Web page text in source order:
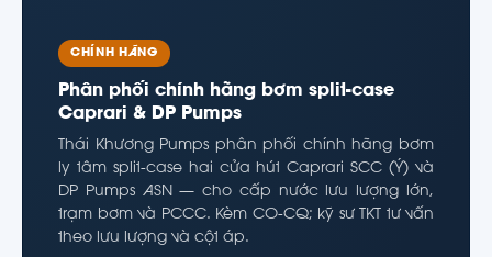
CHÍNH HÃNG
Phân phối chính hãng bơm split-case
Caprari & DP Pumps
Thái Khương Pumps phân phối chính hãng bơm
ly tâm split-case hai cửa hút Caprari SCC (Ý) và
DP Pumps ASN — cho cấp nước lưu lượng lớn,
trạm bơm và PCCC. Kèm CO-CQ; kỹ sư TKT tư vấn
theo lưu lượng và cột áp.